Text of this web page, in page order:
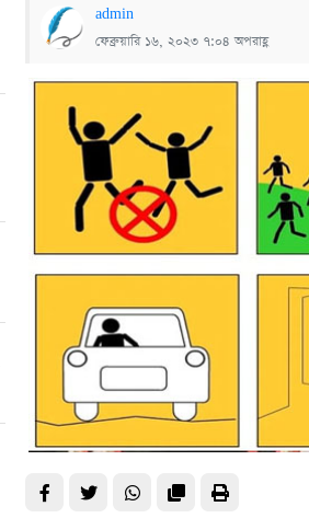
admin
ফেব্রুয়ারি ১৬, ২০২৩ ৭:০৪ অপরাহ্ণ